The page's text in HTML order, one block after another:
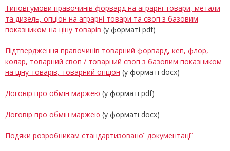
Типові умови правочинів форвард на аграрні товари, метали
та дизель, опціон на аграрні товари та своп з базовим
показником на ціну товарів (у форматі pdf)
Підтвердження правочинів товарний форвард, кеп, флор,
колар, товарний своп / товарний своп з базовим показником
на ціну товарів, товарний опціон (у форматі docx)
Договір про обмін маржею (у форматі pdf)
Договір про обмін маржею (у форматі docx)
Подяки розробникам стандартизованої документації